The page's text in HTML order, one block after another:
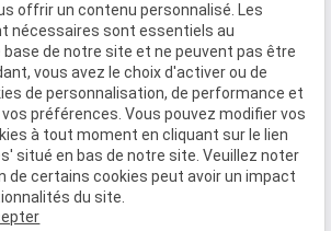
nous
bien
nous
offrir un contenu personnalisé. Les
nécessaires sont essentiels au
de notre site et ne peuvent pas être
vous avez le choix d'activer ou de
de personnalisation, de performance et
préférences. Vous pouvez modifier vos
à tout moment en cliquant sur le lien
situé en bas de notre site. Veuillez noter
de certains cookies peut avoir un impact
du site.